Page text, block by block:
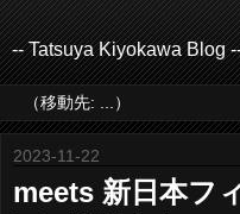
-- Tatsuya Kiyokawa Blog
2023-11-22
meets 新日本フ